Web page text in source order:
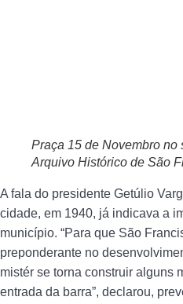
Praça 15 de Novembro no
Arquivo Histórico de São
A fala do presidente Getúlio
cidade, em 1940, já indicava a
município. “Para que São
preponderante no
mistér se torna construir alguns
entrada da barra”, declarou,